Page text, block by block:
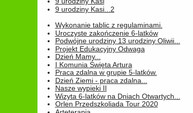
9 urodziny Kasi...2
Wykonanie tablic z regulaminami.
Uroczyste zakończenie 6-latków
Podwójne urodziny 13 urodziny Oliwii...
Projekt Edukacyjny Odwaga
Dzień Mamy...
I Komunia Święta Artura
Praca zdalna w grupie 5-latków.
Dzień Ziemi - praca zdalna...
Nasze wypieki II
Wizyta 6-latków na Dniach Otwartych...
Orlen Przedszkoliada Tour 2020